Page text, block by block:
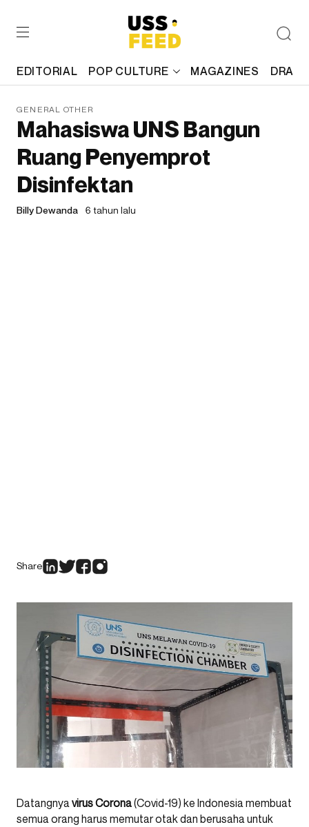
EDITORIAL POP CULTURE MAGAZINES
GENERAL OTHER
Mahasiswa UNS Bangun
Ruang Penyemprot
Disinfektan
Billy Dewanda 6 tahun lalu
Share
Datangnyavirus Corona(Covid-19) ke Indonesia membuat
semua orang harus memutar otak dan berusaha untuk